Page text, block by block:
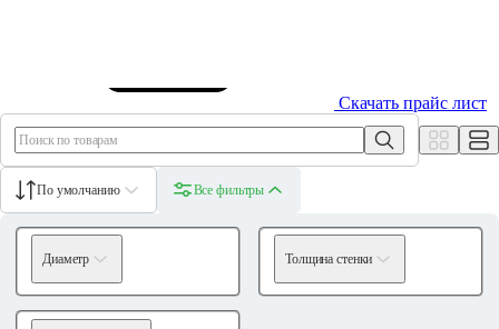
Скачать прайс лист
По умолчанию Все фильтры
Диаметр Толщина стенки